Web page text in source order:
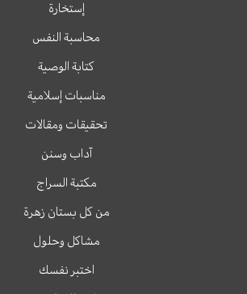
إستخارة
محاسبة النفس
كتابة الوصية
مناسبات إسلامية
تحقيقات ومقالات
آداب وسنن
مكتبة السراج
من كل بستان زهرة
مشاكل وحلول
اختبر نفسك